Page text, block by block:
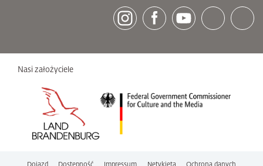
[socialLinksTitle]
Nasi założyciele
Dojazd Dostępność Impressum Netykieta Ochrona danych